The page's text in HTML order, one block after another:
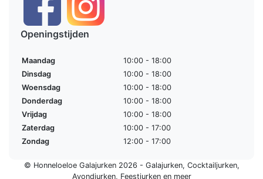
Openingstijden
Maandag
10:00 - 18:00
Dinsdag
10:00 - 18:00
Woensdag
10:00 - 18:00
Donderdag
10:00 - 18:00
Vrijdag
10:00 - 18:00
Zaterdag
10:00 - 17:00
Zondag
12:00 - 17:00
© Honneloeloe Galajurken 2026 - Galajurken, Cocktailjurken,
Avondjurken, Feestjurkenen meer